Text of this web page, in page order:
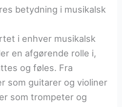
betydning i musikalsk
i enhver musikalsk
en afgørende rolle i,
og føles. Fra
som guitarer og violiner
som trompeter og